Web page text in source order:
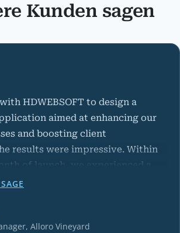
Kunden sagen
HDWEBSOFT to design a
aimed at enhancing our
and boosting client
results were impressive. Within
of launch, we experienced a
user downloads and a significant
Alloro Vineyard